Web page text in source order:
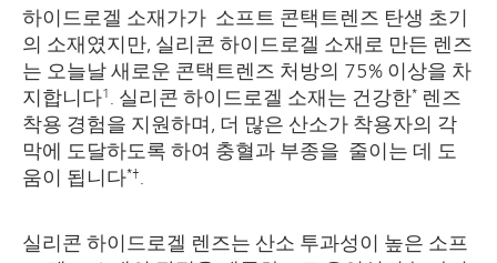
하이드로겔 소재가가 소프트 콘택트렌즈 탄생 초기
의 소재였지만, 실리콘 하이드로겔 소재로 만든 렌즈
는 오늘날 새로운 콘택트렌즈 처방의 75% 이상을 차
지합니다1. 실리콘 하이드로겔 소재는 건강한* 렌즈
착용 경험을 지원하며, 더 많은 산소가 착용자의 각
막에 도달하도록 하여 충혈과 부종을 줄이는 데 도
움이 됩니다*†.
실리콘 하이드로겔 렌즈는 산소 투과성이 높은 소프